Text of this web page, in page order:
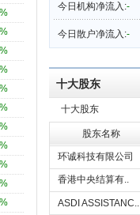
今日机构净流入:-
今日散户净流入:-
十大股东
十大股东
股东名称
环诚科技有限公司
香港中央结算有..
ASDI ASSISTANC..